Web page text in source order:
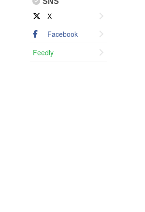
X
Facebook
Feedly